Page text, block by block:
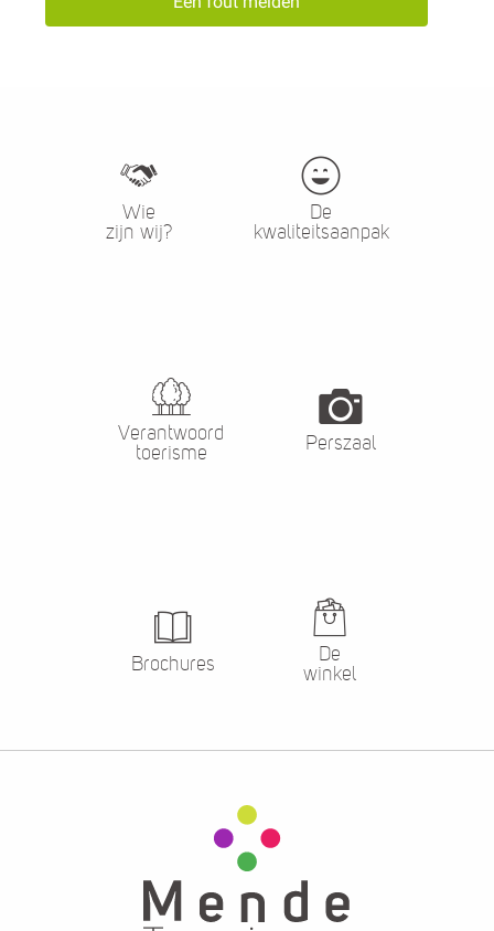
Wie
zijn wij?
De
kwaliteitsaanpak
Verantwoord
toerisme
Perszaal
Brochures
De
winkel